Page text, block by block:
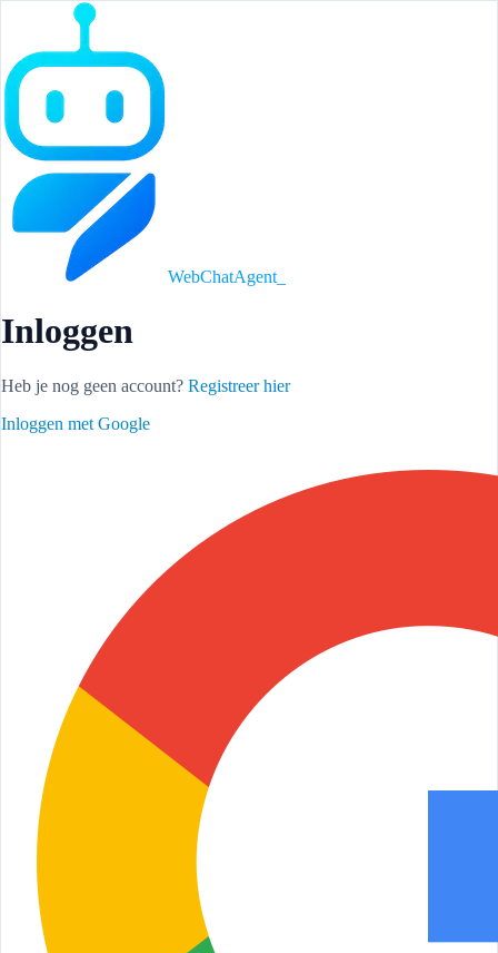
WebChatAgent
Inloggen
Heb je nog geen account? Registreer hier
Inloggen met Google